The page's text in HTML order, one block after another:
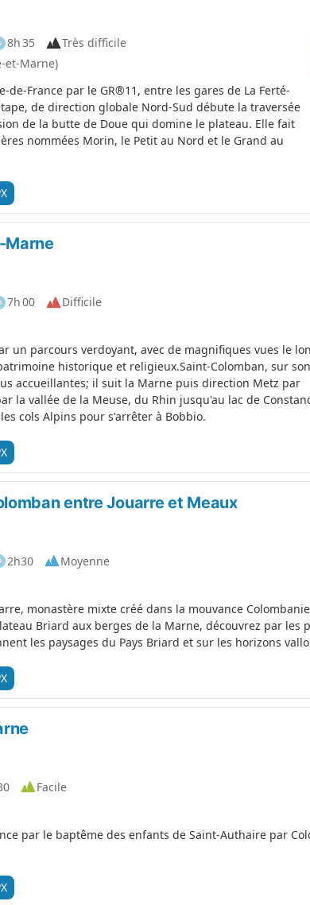
8h 35
Très difficile
et-Marne)
France par le GR®11, entre les gares de La Ferté-
de direction globale Nord-Sud débute la traversée
de la butte de Doue qui domine le plateau. Elle fait
nommées Morin, le Petit au Nord et le Grand au
Marne
7h 00
Difficile
un parcours verdoyant, avec de magnifiques vues le
historique et religieux.Saint-Colomban, sur son
accueillantes; il suit la Marne puis direction Metz par
la vallée de la Meuse, du Rhin jusqu'au lac de
cols Alpins pour s'arrêter à Bobbio.
entre Jouarre et Meaux
2h30
Moyenne
monastère mixte créé dans la mouvance
Briard aux berges de la Marne, découvrez par les
les paysages du Pays Briard et sur les horizons
Facile
par le baptême des enfants de Saint-Authaire par